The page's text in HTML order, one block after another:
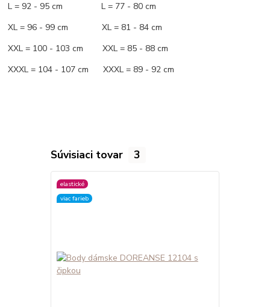
L = 92 - 95 cm L = 77 - 80 cm
XL = 96 - 99 cm XL = 81 - 84 cm
XXL = 100 - 103 cm XXL = 85 - 88 cm
XXXL = 104 - 107 cm XXXL = 89 - 92 cm
Súvisiaci tovar 3
elastické
viac farieb